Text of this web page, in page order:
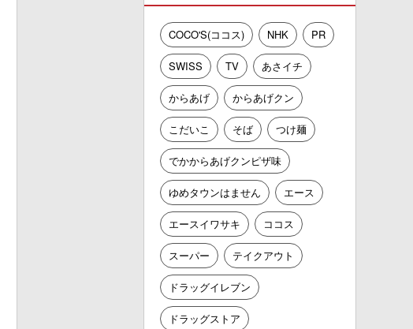
COCO'S(ココス) NHK PR
SWISS TV あさイチ
からあげ からあげクン
こだいこ そば つけ麺
でかからあげクンピザ味
ゆめタウンはません エース
エースイワサキ ココス
スーパー テイクアウト
ドラッグイレブン
ドラッグストア